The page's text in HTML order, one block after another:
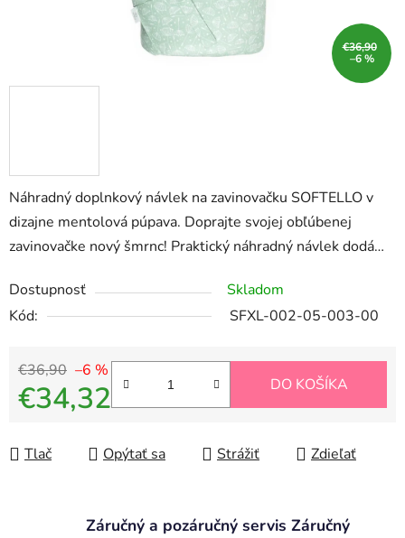
Náhradný doplnkový návlek na zavinovačku SOFTELLO v
dizajne mentolová púpava. Doprajte svojej obľúbenej
zavinovačke nový šmrnc! Praktický náhradný návlek dodá…
Dostupnosť
Skladom
Kód:
SFXL-002-05-003-00
€36,90 –6 %
€34,32 DO KOŠÍKA
Tlač Opýtať sa Strážiť Zdieľať
€36,90
–6 %
Záručný a pozáručný servis Záručný